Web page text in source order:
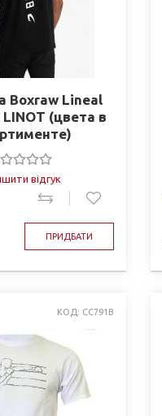
Boxraw Lineal
(цвета в
відгук
ПРИДБАТИ
КОД: CC791B